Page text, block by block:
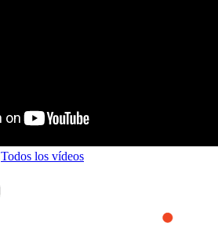
Todos los vídeos